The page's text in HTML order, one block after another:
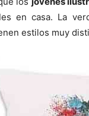
en casa. La
estilos muy